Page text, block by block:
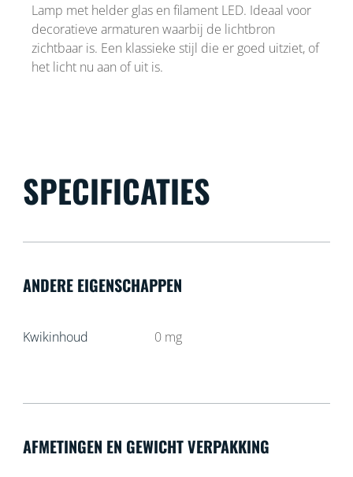
Lamp met helder glas en filament LED. Ideaal voor
decoratieve armaturen waarbij de lichtbron
zichtbaar is. Een klassieke stijl die er goed uitziet, of
het licht nu aan of uit is.
SPECIFICATIES
ANDERE EIGENSCHAPPEN
Kwikinhoud 0 mg
AFMETINGEN EN GEWICHT VERPAKKING